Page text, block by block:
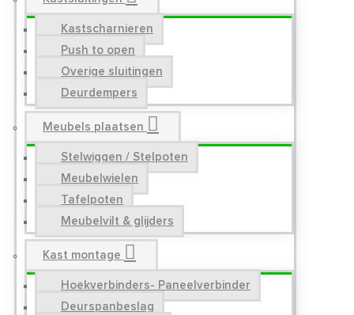
Kastscharnieren
Push to open
Overige sluitingen
Deurdempers
Meubels plaatsen
Stelwiggen / Stelpoten
Meubelwielen
Tafelpoten
Meubelvilt & glijders
Kast montage
Hoekverbinders- Paneelverbinder
Deurspanbeslag